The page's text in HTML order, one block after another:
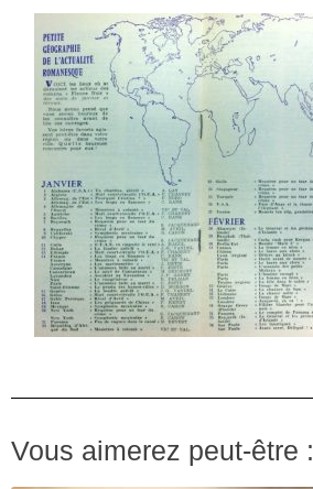
Vous aimerez peut-être :